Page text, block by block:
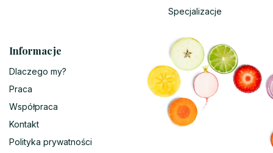
Specjalizacje
Informacje
Dlaczego my?
Praca
Współpraca
Kontakt
Polityka prywatności